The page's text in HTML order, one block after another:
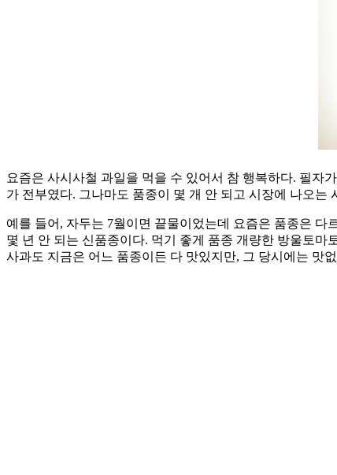
요즘은 사시사철 과일을 먹을 수 있어서 참 행복하다. 필자
가 전부였다. 그나마도 품종이 몇 개 안 되고 시장에 나오는
예를 들어, 자두는 7월이면 끝물이었는데 요즘은 품종은 다
몇 년 안 되는 신품종이다. 먹기 좋게 품종 개량한 방울토
사과도 지금은 어느 품종이든 다 맛있지만, 그 당시에는 맛